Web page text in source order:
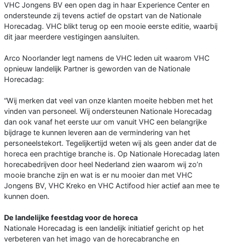
VHC Jongens BV een open dag in haar Experience Center en
ondersteunde zij tevens actief de opstart van de Nationale
Horecadag. VHC blikt terug op een mooie eerste editie, waarbij
dit jaar meerdere vestigingen aansluiten.
Arco Noorlander legt namens de VHC leden uit waarom VHC
opnieuw landelijk Partner is geworden van de Nationale
Horecadag:
“Wij merken dat veel van onze klanten moeite hebben met het
vinden van personeel. Wij ondersteunen Nationale Horecadag
dan ook vanaf het eerste uur om vanuit VHC een belangrijke
bijdrage te kunnen leveren aan de vermindering van het
personeelstekort. Tegelijkertijd weten wij als geen ander dat de
horeca een prachtige branche is. Op Nationale Horecadag laten
horecabedrijven door heel Nederland zien waarom wij zo’n
mooie branche zijn en wat is er nu mooier dan met VHC
Jongens BV, VHC Kreko en VHC Actifood hier actief aan mee te
kunnen doen.
De landelijke feestdag voor de horeca
Nationale Horecadag is een landelijk initiatief gericht op het
verbeteren van het imago van de horecabranche en